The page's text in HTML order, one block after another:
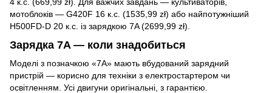
мотоблоків — G420F 16 к.с. (1535,99 zł) або найпотужніший
H500FD-D 20 к.с. із зарядкою 7A (2699,99 zł).
Зарядка 7A — коли знадобиться
Моделі з позначкою «7A» мають вбудований зарядний
пристрій — корисно для техніки з електростартером чи
освітленням. Усі двигуни оригінальні, з гарантією.